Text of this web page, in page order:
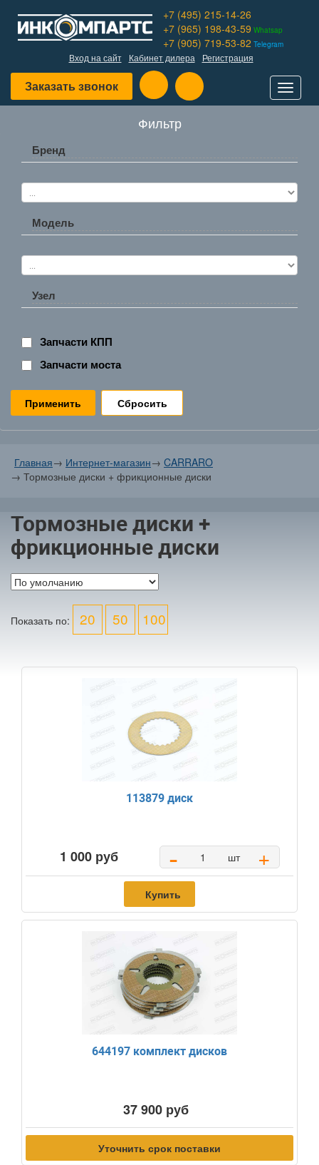
+7 (495) 215-14-26
+7 (965) 198-43-59 Whatsap
+7 (905) 719-53-82 Telegram
Вход на сайт Кабинет дилера Регистрация
Заказать звонок
Toggle
Фильтр
Бренд
Модель
Узел
Запчасти КПП
Запчасти моста
Сбросить
Главная→ Интернет-магазин→ CARRARO
→ Тормозные диски + фрикционные диски
Тормозные диски +
фрикционные диски
Показать по: 20 50 100
113879 диск
1 000 руб - шт +
Купить
644197 комплект дисков
37 900 руб
Уточнить срок поставки